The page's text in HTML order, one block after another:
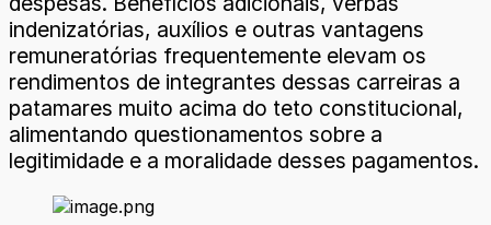
indenizatórias, auxílios e outras vantagens
remuneratórias frequentemente elevam os
rendimentos de integrantes dessas carreiras a
patamares muito acima do teto constitucional,
alimentando questionamentos sobre a
legitimidade e a moralidade desses pagamentos.